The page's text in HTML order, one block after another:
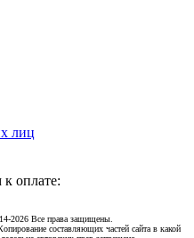
лиц
оплате:
2026 Все права защищены.
составляющих частей сайта в какой